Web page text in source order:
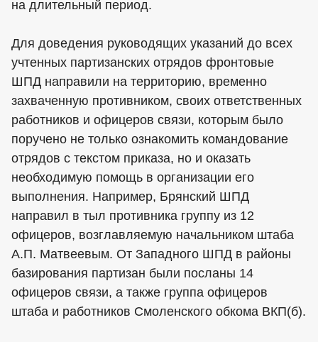
на длительный период.
Для доведения руководящих указаний до всех
учтенных партизанских отрядов фронтовые
ШПД направили на территорию, временно
захваченную противником, своих ответственных
работников и офицеров связи, которым было
поручено не только ознакомить командование
отрядов с текстом приказа, но и оказать
необходимую помощь в организации его
выполнения. Например, Брянский ШПД
направил в тыл противника группу из 12
офицеров, возглавляемую начальником штаба
А.П. Матвеевым. От Западного ШПД в районы
базирования партизан были посланы 14
офицеров связи, а также группа офицеров
штаба и работников Смоленского обкома ВКП(б).